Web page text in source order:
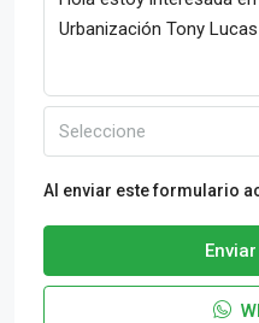
Seleccione
Al enviar este formulario